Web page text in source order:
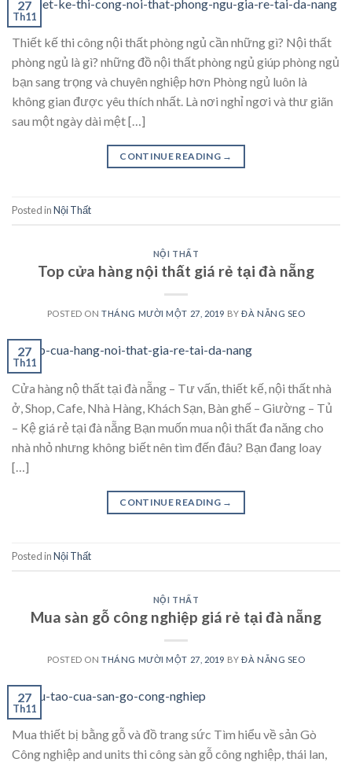
27
Th11
Thiết kế thi công nội thất phòng ngủ cần những gì? Nội thất
phòng ngủ là gì? những đồ nội thất phòng ngủ giúp phòng ngủ
bạn sang trọng và chuyên nghiệp hơn Phòng ngủ luôn là
không gian được yêu thích nhất. Là nơi nghỉ ngơi và thư giãn
sau một ngày dài mệt […]
CONTINUE READING →
Posted inNội Thất
NỘI THẤT
Top cửa hàng nội thất giá rẻ tại đà nẵng
POSTED ONTHÁNG MƯỜI MỘT 27, 2019 BYĐÀ NẴNG SEO
27
Th11
Cửa hàng nộ thất tại đà nẵng – Tư vấn, thiết kế, nội thất nhà
ở, Shop, Cafe, Nhà Hàng, Khách Sạn, Bàn ghế – Giường – Tủ
– Kệ giá rẻ tại đà nẵng Bạn muốn mua nội thất đa năng cho
nhà nhỏ nhưng không biết nên tìm đến đâu? Bạn đang loay
[…]
CONTINUE READING →
Posted inNội Thất
NỘI THẤT
Mua sàn gỗ công nghiệp giá rẻ tại đà nẵng
POSTED ONTHÁNG MƯỜI MỘT 27, 2019 BYĐÀ NẴNG SEO
27
Th11
Mua thiết bị bằng gỗ và đồ trang sức Tìm hiểu về sản Gò
Công nghiệp and units thi công sàn gỗ công nghiệp, thái lan,